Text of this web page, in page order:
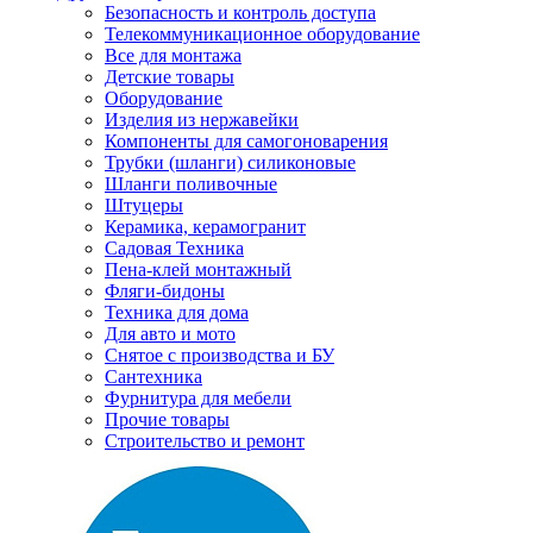
Безопасность и контроль доступа
Телекоммуникационное оборудование
Все для монтажа
Детские товары
Оборудование
Изделия из нержавейки
Компоненты для самогоноварения
Трубки (шланги) силиконовые
Шланги поливочные
Штуцеры
Керамика, керамогранит
Садовая Техника
Пена-клей монтажный
Фляги-бидоны
Техника для дома
Для авто и мото
Снятое с производства и БУ
Сантехника
Фурнитура для мебели
Прочие товары
Строительство и ремонт